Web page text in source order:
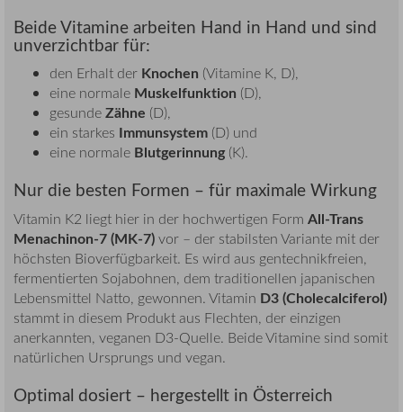
Beide Vitamine arbeiten Hand in Hand und sind
unverzichtbar für:
den Erhalt der Knochen (Vitamine K, D),
eine normale Muskelfunktion (D),
gesundeZähne (D),
ein starkes Immunsystem (D) und
eine normale Blutgerinnung(K).
Nur die besten Formen – für maximale Wirkung
Vitamin K2 liegt hier in der hochwertigen Form All-Trans
Menachinon-7 (MK-7)vor – der stabilsten Variante mit der
höchsten Bioverfügbarkeit. Es wird aus gentechnikfreien,
fermentierten Sojabohnen, dem traditionellen japanischen
Lebensmittel Natto, gewonnen. Vitamin D3 (Cholecalciferol)
stammt in diesem Produkt aus Flechten, der einzigen
anerkannten, veganen D3-Quelle. Beide Vitamine sind somit
natürlichen Ursprungs und vegan.
Optimal dosiert – hergestellt in Österreich